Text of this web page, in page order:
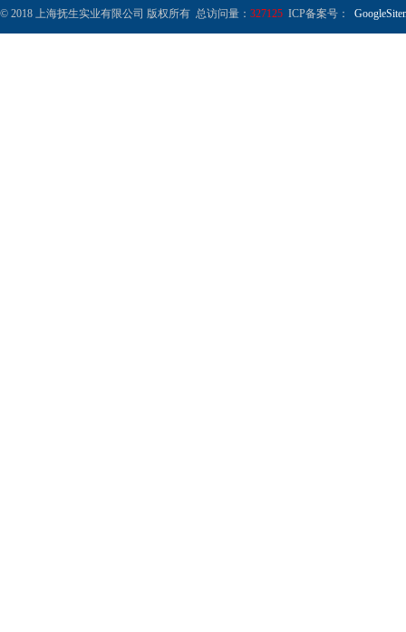
© 2018 上海抚生实业有限公司 版权所有 总访问量： 327125 ICP备案号：